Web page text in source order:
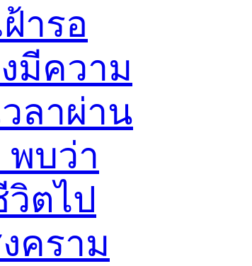
ารอ
มีความ
ลาผ่าน
บว่า
วิตไป
คราม